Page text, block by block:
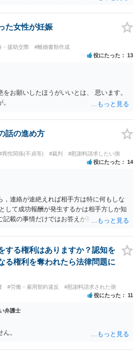
要はあると思います。 4 合意書を取り交
一切の債権債務のないことを確認する）を
た女性が妊娠
・援助交際 #離婚書類作成
役にたった 13
お願いしたほうがいいとは、 思います。
話の進め方
異性関係(不貞等) #裁判 #慰謝料請求したい側
役にたった 14
，連絡が途絶えれば相手方は特に何もしな
して成功報酬が発生するかは相手方しか知
記載の事情だけではお答えが難しいです。
いずれもあり得ると思います。個々の弁護
する権利はありますか？認知を
る権利を奪われたら法律問題に
#労働・雇用契約違反 #慰謝料請求された側
役にたった 11
弁護士
。